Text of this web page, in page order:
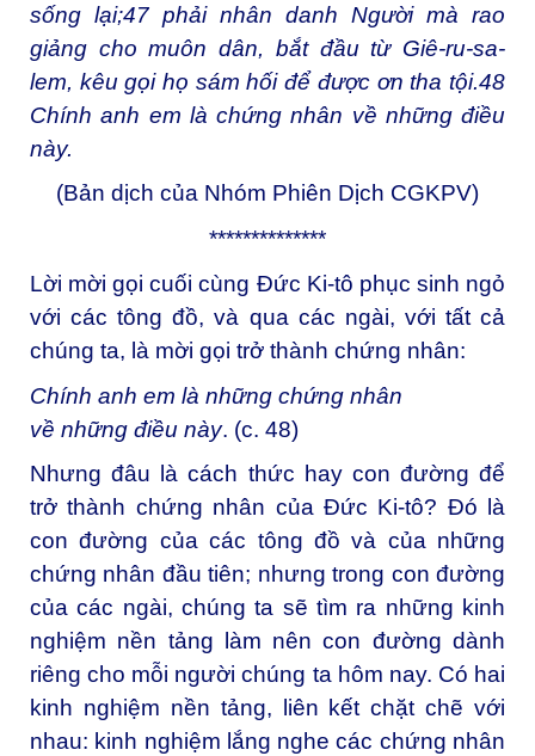
sống lại;47 phải nhân danh Người mà rao
giảng cho muôn dân, bắt đầu từ Giê-ru-sa-
lem, kêu gọi họ sám hối để được ơn tha tội.48
Chính anh em là chứng nhân về những điều
này.
(Bản dịch của Nhóm Phiên Dịch CGKPV)
**************
Lời mời gọi cuối cùng Đức Ki-tô phục sinh ngỏ
với các tông đồ, và qua các ngài, với tất cả
chúng ta, là mời gọi trở thành chứng nhân:
Chính anh em là những chứng nhân
về những điều này. (c. 48)
Nhưng đâu là cách thức hay con đường để
trở thành chứng nhân của Đức Ki-tô? Đó là
con đường của các tông đồ và của những
chứng nhân đầu tiên; nhưng trong con đường
của các ngài, chúng ta sẽ tìm ra những kinh
nghiệm nền tảng làm nên con đường dành
riêng cho mỗi người chúng ta hôm nay. Có hai
kinh nghiệm nền tảng, liên kết chặt chẽ với
nhau: kinh nghiệm lắng nghe các chứng nhân